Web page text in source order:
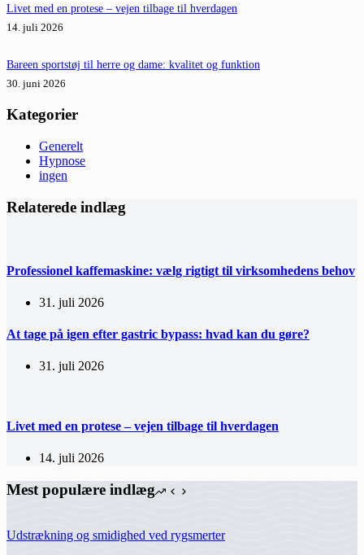
Livet med en protese – vejen tilbage til hverdagen
14. juli 2026
Bareen sportstøj til herre og dame: kvalitet og funktion
30. juni 2026
Kategorier
Generelt
Hypnose
ingen
Relaterede indlæg
Professionel kaffemaskine: vælg rigtigt til virksomhedens behov
31. juli 2026
At tage på igen efter gastric bypass: hvad kan du gøre?
31. juli 2026
Livet med en protese – vejen tilbage til hverdagen
14. juli 2026
Mest populære indlæg
Udstrækning og smidighed ved rygsmerter